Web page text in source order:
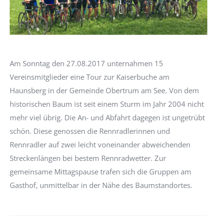
Am Sonntag den 27.08.2017 unternahmen 15
Vereinsmitglieder eine Tour zur Kaiserbuche am
Haunsberg in der Gemeinde Obertrum am See. Von dem
historischen Baum ist seit einem Sturm im Jahr 2004 nicht
mehr viel übrig. Die An- und Abfahrt dagegen ist ungetrübt
schön. Diese genossen die Rennradlerinnen und
Rennradler auf zwei leicht voneinander abweichenden
Streckenlängen bei bestem Rennradwetter. Zur
gemeinsame Mittagspause trafen sich die Gruppen am
Gasthof, unmittelbar in der Nähe des Baumstandortes.